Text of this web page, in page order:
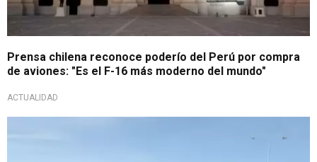
Prensa chilena reconoce poderío del Perú por compra
de aviones: "Es el F-16 más moderno del mundo"
ACTUALIDAD